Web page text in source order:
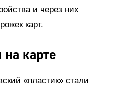
и через них
карт.
на карте
«пластик» стали